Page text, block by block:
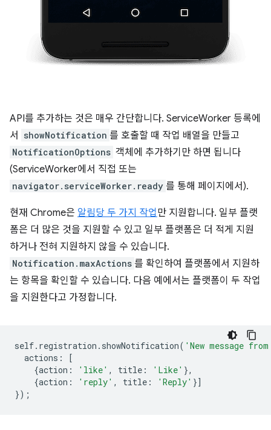
API를 추가하는 것은 매우 간단합니다. ServiceWorker 등록에
서
showNotification 를 호출할 때 작업 배열을 만들고
NotificationOptions 객체에 추가하기만 하면 됩니다
(ServiceWorker에서 직접 또는
navigator.serviceWorker.ready 를 통해 페이지에서).
현재 Chrome은 알림당 두 가지 작업만 지원합니다. 일부 플랫
폼은 더 많은 것을 지원할 수 있고 일부 플랫폼은 더 적게 지원
하거나 전혀 지원하지 않을 수 있습니다.
Notification.maxActions 를 확인하여 플랫폼에서 지원하
는 항목을 확인할 수 있습니다. 다음 예에서는 플랫폼이 두 작업
을 지원한다고 가정합니다.
self. registration . showNotification( 'New message
actions :
[
{action : 'like' , title : 'Like' },
{action : 'reply' , title : 'Reply' }]
});